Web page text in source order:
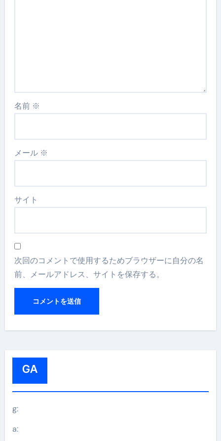
名前 ※
メール ※
サイト
次回のコメントで使用するためブラウザーに自分の名
前、メールアドレス、サイトを保存する。
GA
g:
a: